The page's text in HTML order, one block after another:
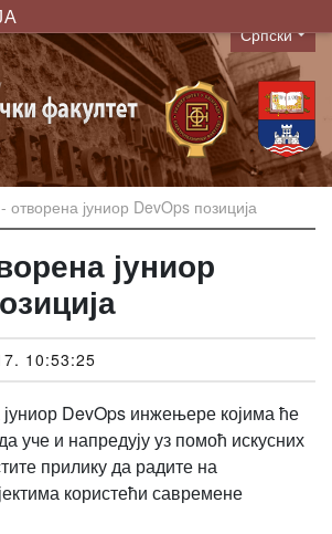
Language
Српски
отворена јуниор DevOps позиција
јуниор
10:53:25
DevOps инжењере којима ће
уче и напредују уз помоћ искусних
прилику да радите на
користећи савремене